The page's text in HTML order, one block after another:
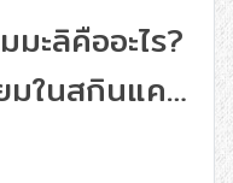
มะลิคืออะไร?
มในสกินแคร์